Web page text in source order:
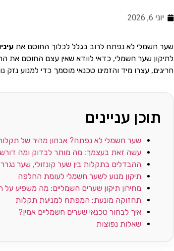
יוני 6, 2026
שער חשמלי לא נפתח לרוב בגלל לכלוך החוסם את
לתיקון שער חשמלי, כדאי לוודא שאין עצם החוסם את
חריגים, עצרו מיד והזמינו טכנאי מוסמך כדי למנוע נזק
תוכן עניינים
שער חשמלי לא נפתח? אבחון מהיר של
עשה זאת בעצמך: מה מותר לבדוק ומה דורש
ההבדלים בתקלות בין שער קונזולי, שער
תיקון מנוע לשער חשמלי לעומת החלפה
מחירון תיקון שערים חשמליים: מה משפיע על
תחזוקה מונעת: המפתח למניעת תקלות
איך לבחור טכנאי שערים חשמליים אמין?
שאלות נפוצות